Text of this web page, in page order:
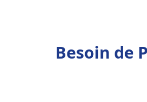
Besoin de